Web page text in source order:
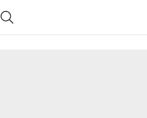
Cercar